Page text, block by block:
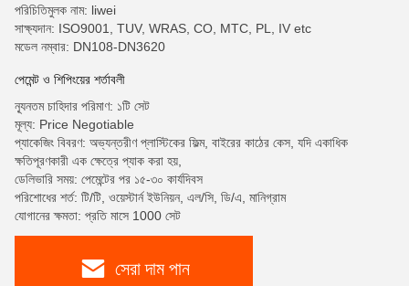
পরিচিতিমুলক নাম: liwei
সাক্ষ্যদান: ISO9001, TUV, WRAS, CO, MTC, PL, IV etc
মডেল নম্বার: DN108-DN3620
পেমেন্ট ও শিপিংয়ের শর্তাবলী
ন্যূনতম চাহিদার পরিমাণ: ১টি সেট
মূল্য: Price Negotiable
প্যাকেজিং বিবরণ: অভ্যন্তরীণ প্লাস্টিকের ফিল্ম, বাইরের কাঠের কেস, যদি একাধিক
ক্ষতিপূরণকারী এক ক্ষেত্রে প্যাক করা হয়,
ডেলিভারি সময়: পেমেন্টের পর ১৫-৩০ কার্যদিবস
পরিশোধের শর্ত: টি/টি, ওয়েস্টার্ন ইউনিয়ন, এল/সি, ডি/এ, মানিগ্রাম
যোগানের ক্ষমতা: প্রতি মাসে 1000 সেট
সেরা দাম পান